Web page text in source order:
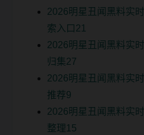
2026明星丑闻黑料实
索入口21
2026明星丑闻黑料实
归集27
2026明星丑闻黑料实
推荐9
2026明星丑闻黑料实
整理15